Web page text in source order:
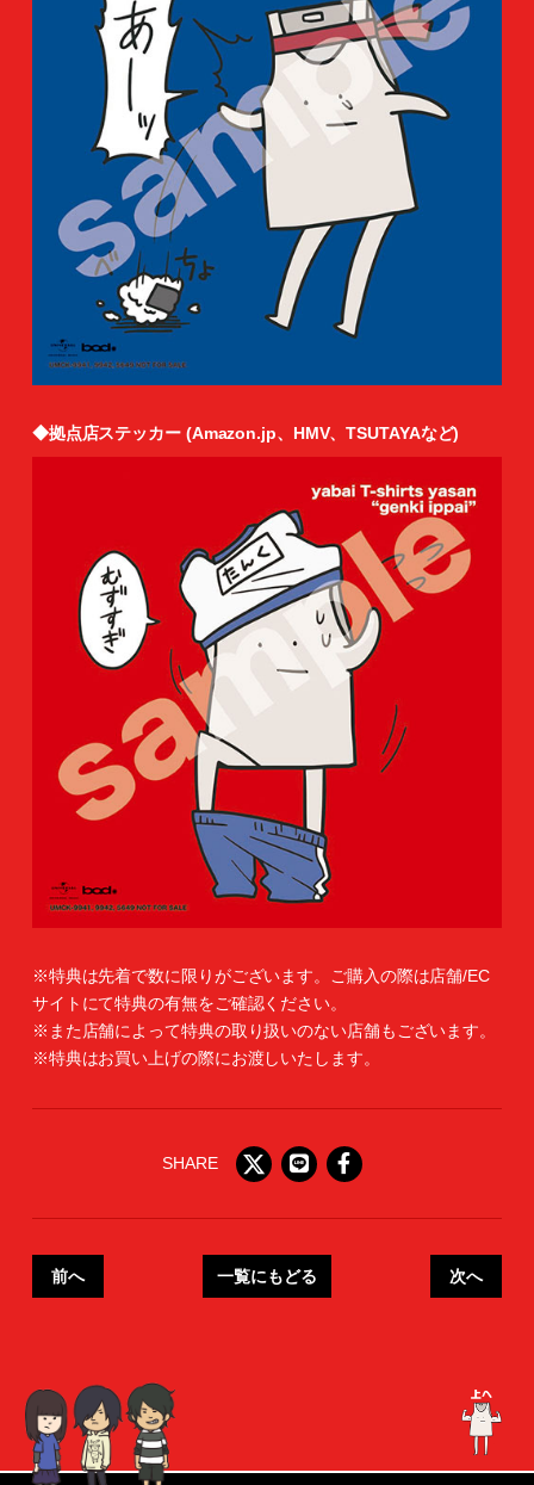
◆拠点店ステッカー (Amazon.jp、HMV、TSUTAYAなど)
※特典は先着で数に限りがございます。ご購入の際は店舗/EC
サイトにて特典の有無をご確認ください。
※また店舗によって特典の取り扱いのない店舗もございます。
※特典はお買い上げの際にお渡しいたします。
SHARE
前へ 一覧にもどる 次へ